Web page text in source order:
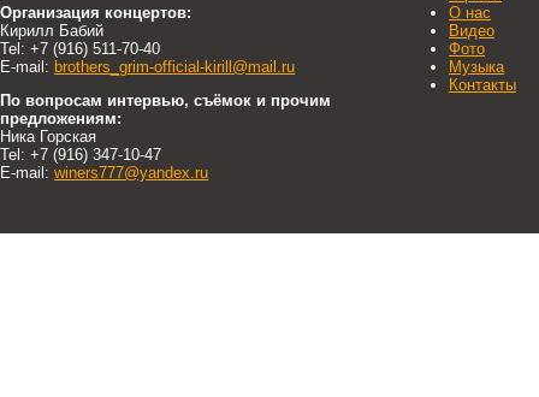
Организация концертов:
Кирилл Бабий
Tel: +7 (916) 511-70-40
E-mail: brothers_grim-official-kirill@mail.ru
По вопросам интервью, съёмок и прочим
предложениям:
Ника Горская
Tel: +7 (916) 347-10-47
E-mail: winers777@yandex.ru
О нас
Видео
Фото
Музыка
Контакты